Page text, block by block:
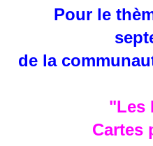
Pour le
de la
"Les
Cartes